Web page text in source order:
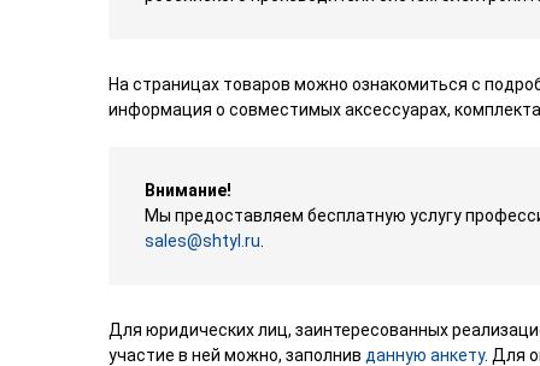
На страницах товаров можно ознакомиться с
информация о совместимых аксессуарах,
Внимание!
Мы предоставляем бесплатную услугу
sales@shtyl.ru
Для юридических лиц, заинтересованных
участие в ней можно, заполнив данную анкету. Для